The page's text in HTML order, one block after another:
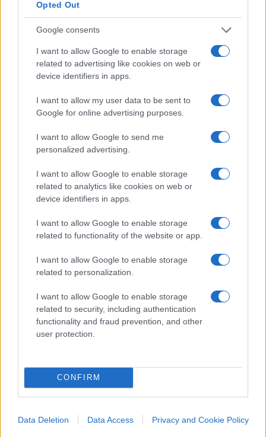
Opted Out
Google consents
I want to allow Google to enable storage
related to advertising like cookies on web or
device identifiers in apps.
I want to allow my user data to be sent to
Google for online advertising purposes.
I want to allow Google to send me
personalized advertising.
I want to allow Google to enable storage
related to analytics like cookies on web or
device identifiers in apps.
I want to allow Google to enable storage
related to functionality of the website or app.
I want to allow Google to enable storage
related to personalization.
I want to allow Google to enable storage
related to security, including authentication
functionality and fraud prevention, and other
user protection.
CONFIRM
Data Deletion Data Access Privacy and Cookie Policy
#ALESSANDRO DI BATTISTA
#CIRO GRILLO
#GRILLINI
#PAOLA TAVERNA
#STUPRO
#VIOLENZA
Precedente SUCCESSIVA
27
SEDUTE SATIRICHE
Vignetta del 07/08/2026